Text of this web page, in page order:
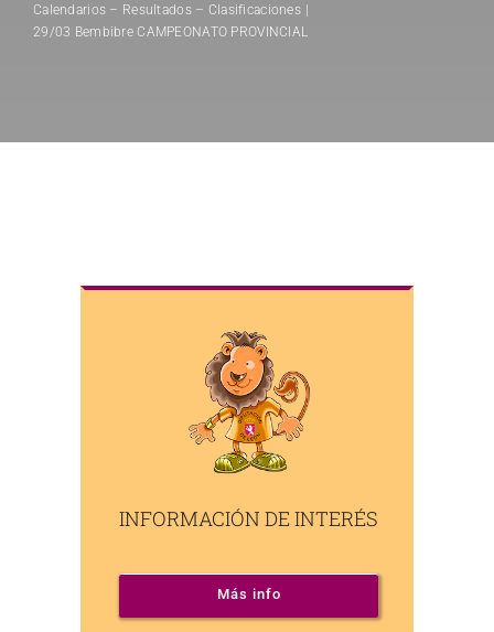
Calendarios – Resultados – Clasificaciones
29/03 Bembibre CAMPEONATO PROVINCIAL
INFORMACIÓN DE INTERÉS
Más info